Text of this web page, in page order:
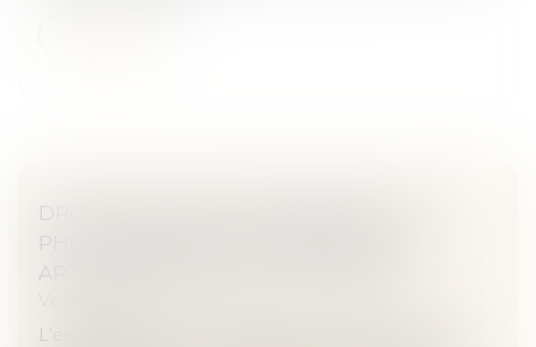
DROITS D'AUTEUR CONCERNANT DES
PHOTOGRAPHIES ILLUSTRANT LES
ARTICLES ARCHIVÉS D'UN JOURNAL
L'exploitation de photographies illustrant les articles